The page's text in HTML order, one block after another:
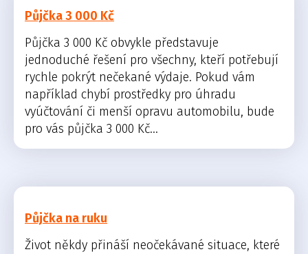
Půjčka 3 000 Kč
Půjčka 3 000 Kč obvykle představuje
jednoduché řešení pro všechny, kteří potřebují
rychle pokrýt nečekané výdaje. Pokud vám
například chybí prostředky pro úhradu
vyúčtování či menší opravu automobilu, bude
pro vás půjčka 3 000 Kč...
Půjčka na ruku
Život někdy přináší neočekávané situace, které